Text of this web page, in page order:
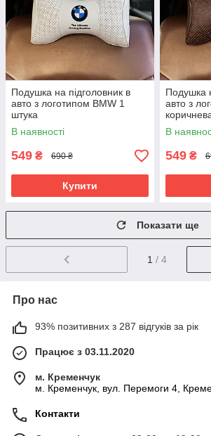
Подушка на підголовник в
авто з логотипом BMW 1
штука
В наявності
549 ₴ 690 ₴
Купити
Подушка
авто з
В
549 ₴
Показати ще
1 / 4
Про нас
93% позитивних з 287 відгуків за рік
Працює з 03.11.2020
м. Кременчук
м. Кременчук, вул. Перемоги 4,
Контакти